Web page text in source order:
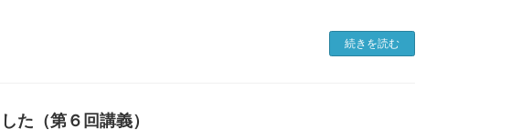
続きを読む
た（第６回講義）